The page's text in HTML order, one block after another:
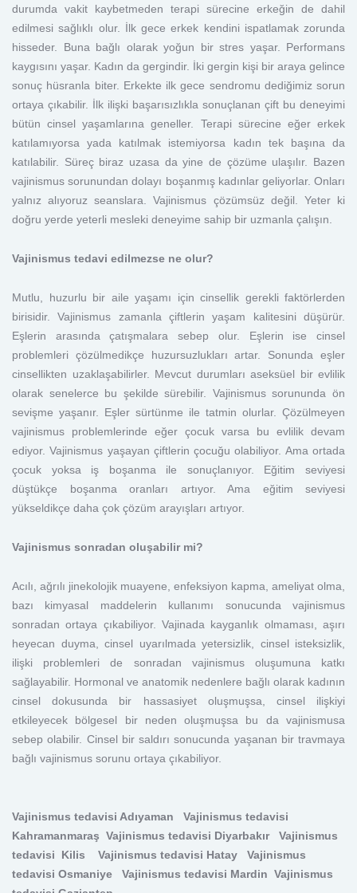
durumda vakit kaybetmeden terapi sürecine erkeğin de dahil
edilmesi sağlıklı olur. İlk gece erkek kendini ispatlamak zorunda
hisseder. Buna bağlı olarak yoğun bir stres yaşar. Performans
kaygısını yaşar. Kadın da gergindir. İki gergin kişi bir araya gelince
sonuç hüsranla biter. Erkekte ilk gece sendromu dediğimiz sorun
ortaya çıkabilir. İlk ilişki başarısızlıkla sonuçlanan çift bu deneyimi
bütün cinsel yaşamlarına geneller. Terapi sürecine eğer erkek
katılamıyorsa yada katılmak istemiyorsa kadın tek başına da
katılabilir. Süreç biraz uzasa da yine de çözüme ulaşılır. Bazen
vajinismus sorunundan dolayı boşanmış kadınlar geliyorlar. Onları
yalnız alıyoruz seanslara. Vajinismus çözümsüz değil. Yeter ki
doğru yerde yeterli mesleki deneyime sahip bir uzmanla çalışın.
Vajinismus tedavi edilmezse ne olur?
Mutlu, huzurlu bir aile yaşamı için cinsellik gerekli faktörlerden
birisidir. Vajinismus zamanla çiftlerin yaşam kalitesini düşürür.
Eşlerin arasında çatışmalara sebep olur. Eşlerin ise cinsel
problemleri çözülmedikçe huzursuzlukları artar. Sonunda eşler
cinsellikten uzaklaşabilirler. Mevcut durumları aseksüel bir evlilik
olarak senelerce bu şekilde sürebilir. Vajinismus sorununda ön
sevişme yaşanır. Eşler sürtünme ile tatmin olurlar. Çözülmeyen
vajinismus problemlerinde eğer çocuk varsa bu evlilik devam
ediyor. Vajinismus yaşayan çiftlerin çocuğu olabiliyor. Ama ortada
çocuk yoksa iş boşanma ile sonuçlanıyor. Eğitim seviyesi
düştükçe boşanma oranları artıyor. Ama eğitim seviyesi
yükseldikçe daha çok çözüm arayışları artıyor.
Vajinismus sonradan oluşabilir mi?
Acılı, ağrılı jinekolojik muayene, enfeksiyon kapma, ameliyat olma,
bazı kimyasal maddelerin kullanımı sonucunda vajinismus
sonradan ortaya çıkabiliyor. Vajinada kayganlık olmaması, aşırı
heyecan duyma, cinsel uyarılmada yetersizlik, cinsel isteksizlik,
ilişki problemleri de sonradan vajinismus oluşumuna katkı
sağlayabilir. Hormonal ve anatomik nedenlere bağlı olarak kadının
cinsel dokusunda bir hassasiyet oluşmuşsa, cinsel ilişkiyi
etkileyecek bölgesel bir neden oluşmuşsa bu da vajinismusa
sebep olabilir. Cinsel bir saldırı sonucunda yaşanan bir travmaya
bağlı vajinismus sorunu ortaya çıkabiliyor.
Vajinismus tedavisi Adıyaman
Vajinismus tedavisi
Kahramanmaraş Vajinismus tedavisi Diyarbakır
Vajinismus
tedavisi Kilis
Vajinismus tedavisi Hatay
Vajinismus
tedavisi Osmaniye
Vajinismus tedavisi Mardin Vajinismus